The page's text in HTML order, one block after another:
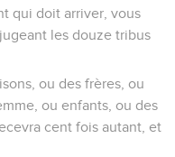
qui doit arriver, vous
les douze tribus
ou des frères, ou
ou enfants, ou des
cent fois autant, et